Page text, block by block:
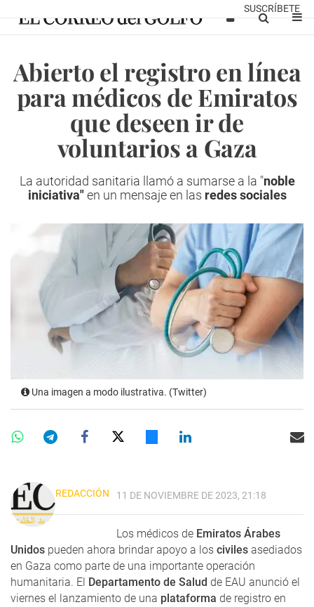
SUSCRÍBETE
Abierto el registro en línea
para médicos de Emiratos
que deseen ir de
voluntarios a Gaza
La autoridad sanitaria llamó a sumarse a la "noble
iniciativa"en un mensaje en las redes sociales
Una imagen a modo ilustrativa. (Twitter)
REDACCIÓN 11 DE NOVIEMBRE DE 2023, 21:18
Los médicos de Emiratos Árabes
Unidos pueden ahora brindar apoyo a los civiles asediados
en Gaza como parte de una importante operación
humanitaria. El Departamento de Salud de EAU anunció el
viernes el lanzamiento de una plataforma de registro en